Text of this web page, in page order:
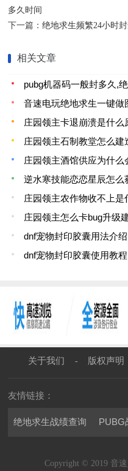
多久时间
下一篇：绝地求生频繁24小时
相关文章
pubg机器码一般封多久,绝地求生开挂
音速电玩绝地求生一键做图网站
庄园领主卡退崩溃是什么
庄园领主石制教堂怎么建
庄园领主酒馆供应为什么
逆水寒技能恋恋星辰怎么
庄园领主农作物收不上是
庄园领主怎么卡bug升级
dnf宠物封印胶囊用法介绍
dnf宠物封印胶囊使用教程
关于我们 - 版权声明
友情链接：
绝地求生战绩查询 PUBG
Copyright © 2019 音速